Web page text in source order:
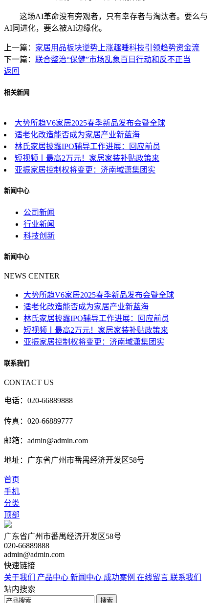
这场AI革命没有旁观者，只有幸存者与淘汰者。要么与
AI同进化，要么被AI边缘化。
上一篇： 家居用品板块逆势上涨趣睡科技引领趋势资金流
下一篇： 联合整治“保健”市场乱象百日行动和反不正当
返回
相关新闻
大势所趋V6家居2025春季新品发布会暨全球
适老化改造能否成为家居产业新蓝海
林氏家居披露IPO辅导工作进展：回应前员
短视频丨最高2万元！家居家装补贴政策来
亚振家居控制权将变更：济南域潇集团实
新闻中心
公司新闻
行业新闻
科技创新
新闻中心
NEWS CENTER
大势所趋V6家居2025春季新品发布会暨全球
适老化改造能否成为家居产业新蓝海
林氏家居披露IPO辅导工作进展：回应前员
短视频丨最高2万元！家居家装补贴政策来
亚振家居控制权将变更：济南域潇集团实
联系我们
CONTACT US
电话：020-66889888
传真：020-66889777
邮箱：admin@admin.com
地址：广东省广州市番禺经济开发区58号
首页
手机
分类
顶部
广东省广州市番禺经济开发区58号
020-66889888
admin@admin.com
快速链接
关于我们 产品中心 新闻中心 成功案例 在线留言 联系我们
站内搜索
搜索